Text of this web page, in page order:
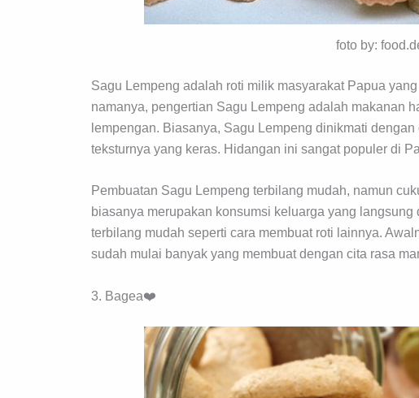
foto by:
Sagu Lempeng adalah roti milik masyarakat Papua
namanya, pengertian Sagu Lempeng adalah makanan
lempengan. Biasanya, Sagu Lempeng dinikmati
teksturnya yang keras. Hidangan ini sangat populer di
Pembuatan Sagu Lempeng terbilang mudah, namun
biasanya merupakan konsumsi keluarga yang
terbilang mudah seperti cara membuat roti lainnya.
sudah mulai banyak yang membuat dengan cita rasa
3. Bagea❤️